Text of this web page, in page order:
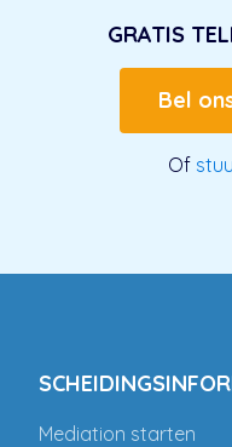
GRATIS
Bel
Of
Mediation starten